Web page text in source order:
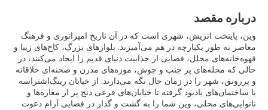
درباره مقصد
وین، پایتخت اتریش، شهری است که در آن تاریخ امپراتوری و فرهنگ
معاصر به طور یکپارچه در هم می‌آمیزند. بلوارهای بزرگ، کاخ‌های زیبا و
قهوه‌خانه‌های مجلل، فضایی از جذابیت دنیای قدیم را ایجاد می‌کنند، در
حالی که محله‌های پر جنب و جوش، موزه‌های مدرن و صحنه‌ای خلاقانه
و پررونق، شهر را در زمان حال نگه می‌دارند. از خیابان رینگ‌اشتراسه
با ساختمان‌های یادبود گرفته تا خیابان‌های فرعی دنج پر از مغازه‌ها و
نانوایی‌های محلی، وین شما را به گشت و گذار در فضایی آرام دعوت